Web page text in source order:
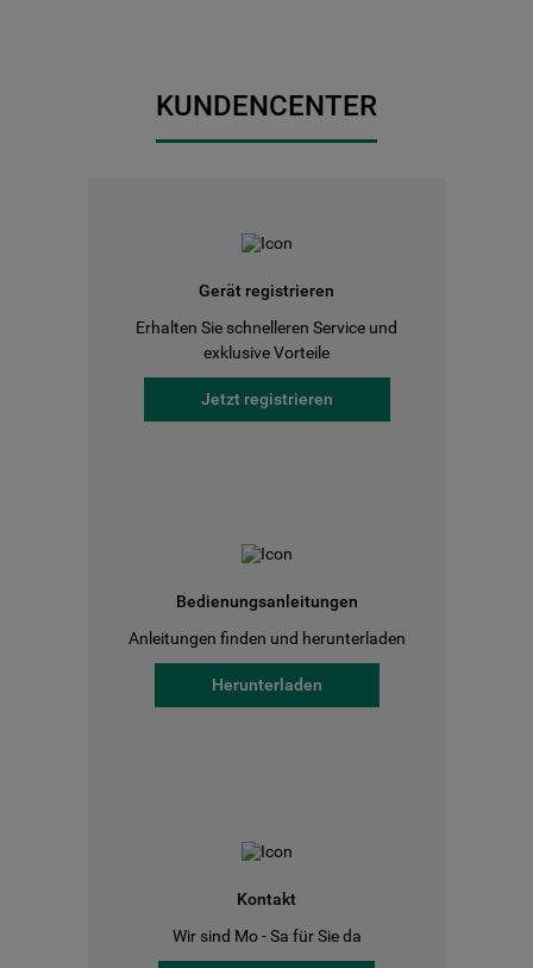
KUNDENCENTER
Gerät registrieren
Erhalten Sie schnelleren Service und
exklusive Vorteile
Jetzt registrieren
Bedienungsanleitungen
Anleitungen finden und herunterladen
Herunterladen
Kontakt
Wir sind Mo - Sa für Sie da